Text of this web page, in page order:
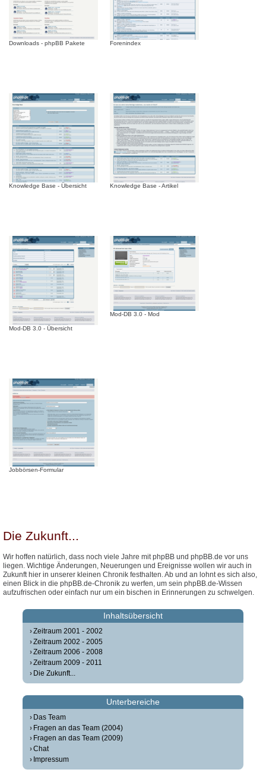
Downloads - phpBB Pakete Forenindex
Knowledge Base - Übersicht Knowledge Base - Artikel
Mod-DB 3.0 - Übersicht
Mod-DB 3.0 - Mod
Jobbörsen-Formular
Die Zukunft...
Wir hoffen natürlich, dass noch viele Jahre mit phpBB und phpBB.de vor uns
liegen. Wichtige Änderungen, Neuerungen und Ereignisse wollen wir auch in
Zukunft hier in unserer kleinen Chronik festhalten. Ab und an lohnt es sich also,
einen Blick in die phpBB.de-Chronik zu werfen, um sein phpBB.de-Wissen
aufzufrischen oder einfach nur um ein bischen in Erinnerungen zu schwelgen.
Inhaltsübersicht
Zeitraum 2001 - 2002
Zeitraum 2002 - 2005
Zeitraum 2006 - 2008
Zeitraum 2009 - 2011
Die Zukunft...
Unterbereiche
Das Team
Fragen an das Team (2004)
Fragen an das Team (2009)
Chat
Impressum